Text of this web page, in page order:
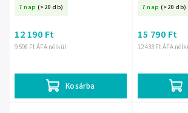
7 nap (>20 db)
9 598 Ft ÁFA nélkül
12 190 Ft
Kosárba
7 nap (>20 db)
12 433 Ft ÁFA
15 790 Ft